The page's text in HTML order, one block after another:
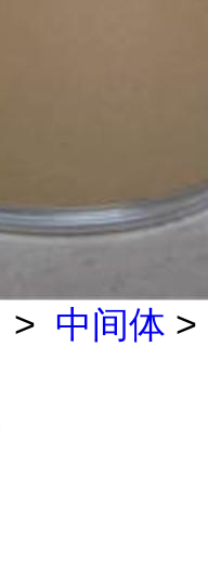
> 中间体 >